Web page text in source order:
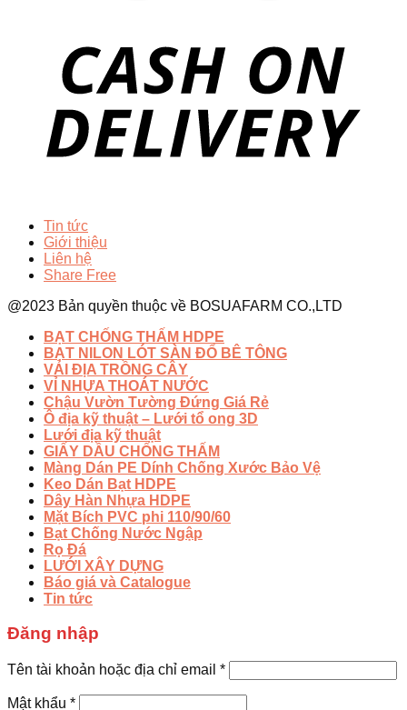
Tin tức
Giới thiệu
Liên hệ
Share Free
@2023 Bản quyền thuộc về BOSUAFARM CO.,LTD
BẠT CHỐNG THẤM HDPE
BẠT NILON LÓT SÀN ĐỔ BÊ TÔNG
VẢI ĐỊA TRỒNG CÂY
VỈ NHỰA THOÁT NƯỚC
Chậu Vườn Tường Đứng Giá Rẻ
Ô địa kỹ thuật – Lưới tổ ong 3D
Lưới địa kỹ thuật
GIẤY DẦU CHỐNG THẤM
Màng Dán PE Dính Chống Xước Bảo Vệ
Keo Dán Bạt HDPE
Dây Hàn Nhựa HDPE
Mặt Bích PVC phi 110/90/60
Bạt Chống Nước Ngập
Rọ Đá
LƯỚI XÂY DỰNG
Báo giá và Catalogue
Tin tức
Đăng nhập
Tên tài khoản hoặc địa chỉ email *
Mật khẩu *